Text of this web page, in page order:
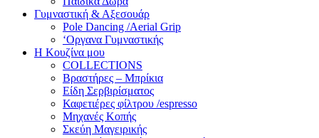
Γυμναστική & Αξεσουάρ
Pole Dancing /Aerial Grip
‘Οργανα Γυμναστικής
Η Κουζίνα μου
COLLECTIONS
Βραστήρες – Μπρίκια
Είδη Σερβιρίσματος
Καφετιέρες φίλτρου /espresso
Μηχανές Κοπής
Σκεύη Μαγειρικής